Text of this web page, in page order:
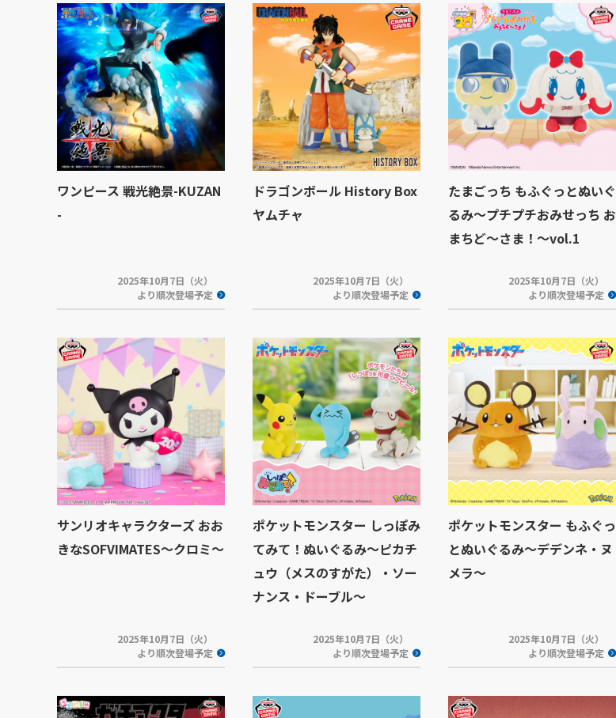
ワンピース 戦光絶景-KUZAN
-
2025年10月7日（火）
より順次登場予定
ドラゴンボール History Box
ヤムチャ
2025年10月7日（火）
より順次登場予定
たまごっち もふぐっとぬいぐ
るみ～プチプチおみせっち お
まちど～さま！～vol.1
2025年10月7日（火）
より順次登場予定
サンリオキャラクターズ おお
きなSOFVIMATES～クロミ～
2025年10月7日（火）
より順次登場予定
ポケットモンスター しっぽみ
てみて！ぬいぐるみ～ピカチ
ュウ（メスのすがた）・ソー
ナンス・ドーブル～
2025年10月7日（火）
より順次登場予定
ポケットモンスター もふぐっ
とぬいぐるみ～デデンネ・ヌ
メラ～
2025年10月7日（火）
より順次登場予定